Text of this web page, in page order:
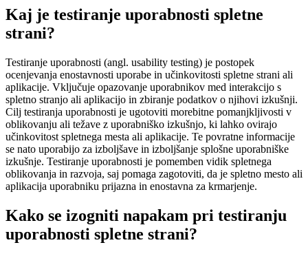
Kaj je testiranje uporabnosti spletne
strani?
Testiranje uporabnosti (angl. usability testing) je postopek
ocenjevanja enostavnosti uporabe in učinkovitosti spletne strani ali
aplikacije. Vključuje opazovanje uporabnikov med interakcijo s
spletno stranjo ali aplikacijo in zbiranje podatkov o njihovi izkušnji.
Cilj testiranja uporabnosti je ugotoviti morebitne pomanjkljivosti v
oblikovanju ali težave z uporabniško izkušnjo, ki lahko ovirajo
učinkovitost spletnega mesta ali aplikacije. Te povratne informacije
se nato uporabijo za izboljšave in izboljšanje splošne uporabniške
izkušnje. Testiranje uporabnosti je pomemben vidik spletnega
oblikovanja in razvoja, saj pomaga zagotoviti, da je spletno mesto ali
aplikacija uporabniku prijazna in enostavna za krmarjenje.
Kako se izogniti napakam pri testiranju
uporabnosti spletne strani?